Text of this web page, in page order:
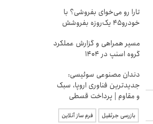
تارا رو می‌خوای بفروشی؟ با
خودرو۴۵ یک‌روزه بفروشش
مسیر همراهی و گزارش عملکرد
گروه اسنپ در ۱۴۰۴
دندان مصنوعی سوئیسی:
جدیدترین فناوری اروپا، سبک
و مقاوم | پرداخت قسطی
بازرسی جرثقیل
فرم ساز آنلاین